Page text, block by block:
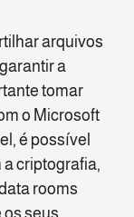
arquivos
a
tomar
o Microsoft
é possível
criptografia,
rooms